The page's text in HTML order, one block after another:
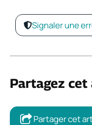
Signaler une
Partagez
Partager cet